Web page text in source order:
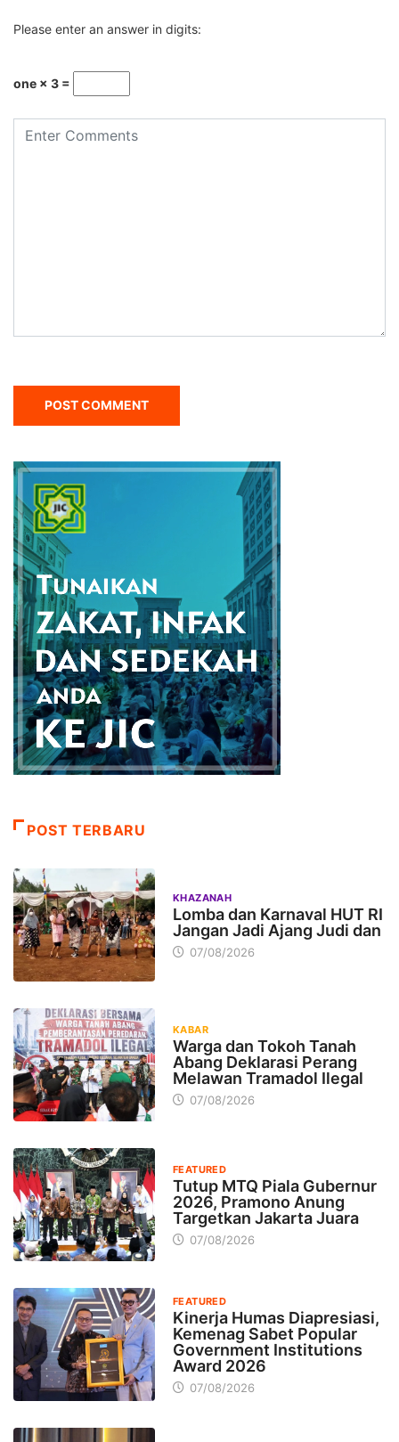
Please enter an answer in digits:
one × 3 =
POST TERBARU
KHAZANAH
Lomba dan Karnaval HUT RI
Jangan Jadi Ajang Judi dan
07/08/2026
KABAR
Warga dan Tokoh Tanah
Abang Deklarasi Perang
Melawan Tramadol Ilegal
07/08/2026
FEATURED
Tutup MTQ Piala Gubernur
2026, Pramono Anung
Targetkan Jakarta Juara
07/08/2026
FEATURED
Kinerja Humas Diapresiasi,
Kemenag Sabet Popular
Government Institutions
Award 2026
07/08/2026